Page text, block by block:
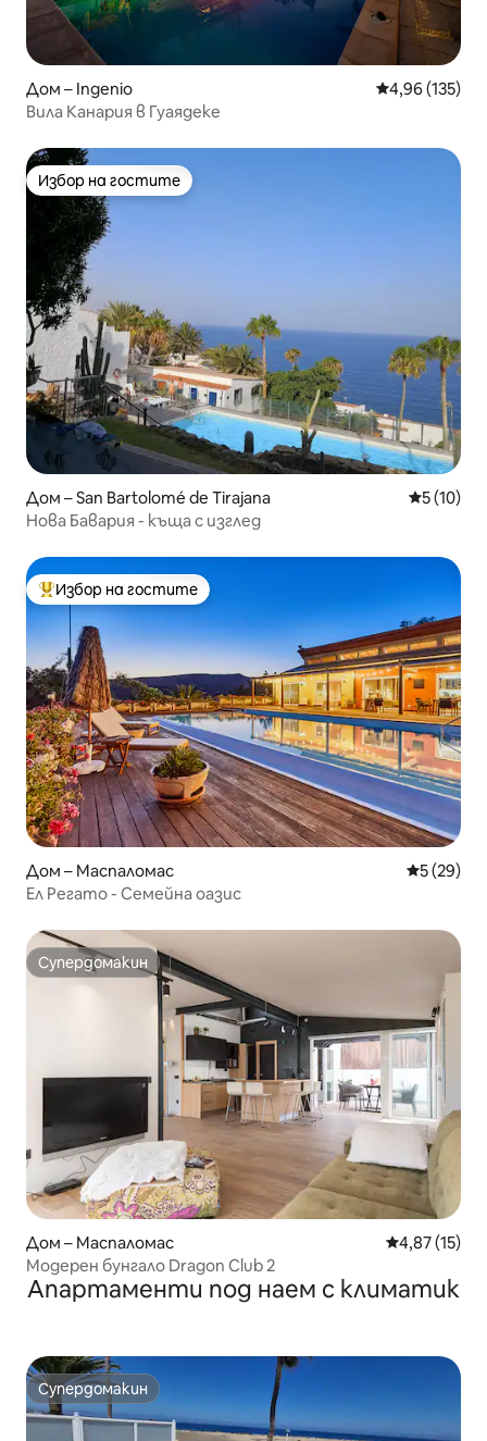
Дом – Ingenio Средна
4,96 (135)
Вила Канария в Гуаядеке
Избор на гостите
Избор на гостите
Дом – San Bartolomé de Tirajana Средна
5 (10)
Нова Бавария - къща с изглед
Най-популярен избор на гостите
Избор на гостите
Дом – Маспаломас Средна
5 (29)
Ел Регато - Семейна оазис
Супердомакин
Супердомакин
Дом – Маспаломас Средна
4,87 (15)
Модерен бунгало Dragon Club 2
Апартаменти под наем с климатик
Супердомакин
Супердомакин